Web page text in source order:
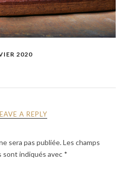
2020
A REPLY
sera pas publiée.Les champs
sont indiqués avec *